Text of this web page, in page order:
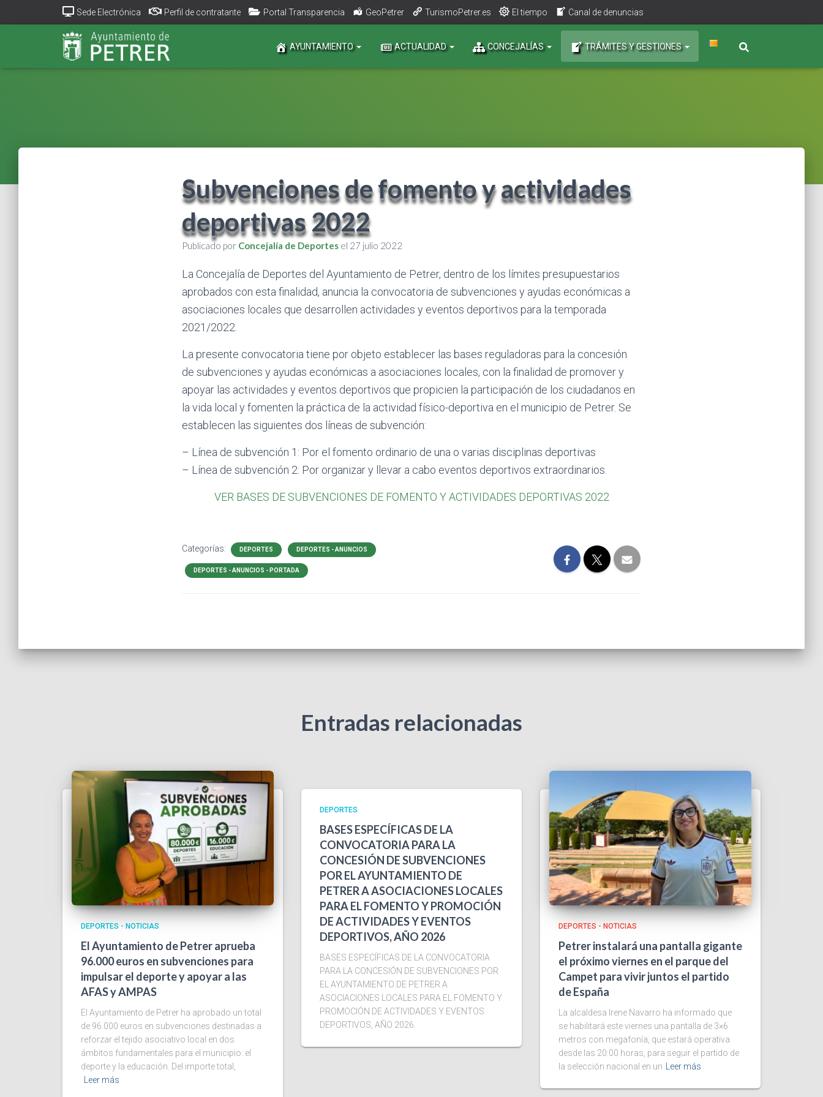
Sede Electrónica Perfil de contratante Portal Transparencia GeoPetrer TurismoPetrer.es El tiempo Canal de denuncias
AYUNTAMIENTO ACTUALIDAD CONCEJALÍAS TRÁMITES Y GESTIONES
Subvenciones de fomento y actividades
deportivas 2022
Publicado por Concejalía de Deportes el 27 julio 2022
La Concejalía de Deportes del Ayuntamiento de Petrer, dentro de los límites presupuestarios
aprobados con esta finalidad, anuncia la convocatoria de subvenciones y ayudas económicas a
asociaciones locales que desarrollen actividades y eventos deportivos para la temporada
2021/2022.
La presente convocatoria tiene por objeto establecer las bases reguladoras para la concesión
de subvenciones y ayudas económicas a asociaciones locales, con la finalidad de promover y
apoyar las actividades y eventos deportivos que propicien la participación de los ciudadanos en
la vida local y fomenten la práctica de la actividad físico-deportiva en el municipio de Petrer. Se
establecen las siguientes dos líneas de subvención:
– Línea de subvención 1: Por el fomento ordinario de una o varias disciplinas deportivas
– Línea de subvención 2: Por organizar y llevar a cabo eventos deportivos extraordinarios.
VER BASES DE SUBVENCIONES DE FOMENTO Y ACTIVIDADES DEPORTIVAS 2022
Categorías: DEPORTES DEPORTES - ANUNCIOS
DEPORTES - ANUNCIOS - PORTADA
Entradas relacionadas
DEPORTES - NOTICIAS
El Ayuntamiento de Petrer aprueba
96.000 euros en subvenciones para
impulsar el deporte y apoyar a las
AFAS y AMPAS
El Ayuntamiento de Petrer ha aprobado un total
de 96.000 euros en subvenciones destinadas a
reforzar el tejido asociativo local en dos
ámbitos fundamentales para el municipio: el
deporte y la educación. Del importe total,
Leer más
DEPORTES
BASES ESPECÍFICAS DE LA
CONVOCATORIA PARA LA
CONCESIÓN DE SUBVENCIONES
POR EL AYUNTAMIENTO DE
PETRER A ASOCIACIONES LOCALES
PARA EL FOMENTO Y PROMOCIÓN
DE ACTIVIDADES Y EVENTOS
DEPORTIVOS, AÑO 2026
BASES ESPECÍFICAS DE LA CONVOCATORIA
PARA LA CONCESIÓN DE SUBVENCIONES POR
EL AYUNTAMIENTO DE PETRER A
ASOCIACIONES LOCALES PARA EL FOMENTO Y
PROMOCIÓN DE ACTIVIDADES Y EVENTOS
DEPORTIVOS, AÑO 2026.
DEPORTES - NOTICIAS
Petrer instalará una pantalla gigante
el próximo viernes en el parque del
Campet para vivir juntos el partido
de España
La alcaldesa Irene Navarro ha informado que
se habilitará este viernes una pantalla de 3×6
metros con megafonía, que estará operativa
desde las 20:00 horas, para seguir el partido de
la selección nacional en un
Leer más